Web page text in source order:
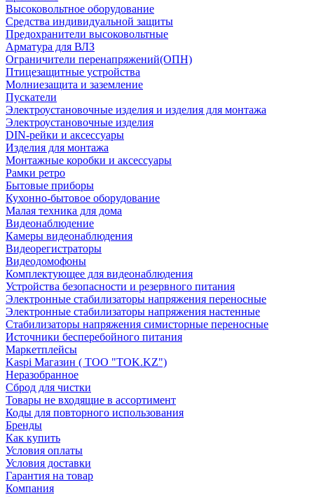
Высоковольтное оборудование
Средства индивидуальной защиты
Предохранители высоковольтные
Арматура для ВЛЗ
Ограничители перенапряжений(ОПН)
Птицезащитные устройства
Молниезащита и заземление
Пускатели
Электроустановочные изделия и изделия для монтажа
Электроустановочные изделия
DIN-рейки и аксессуары
Изделия для монтажа
Монтажные коробки и аксессуары
Рамки ретро
Бытовые приборы
Кухонно-бытовое оборудование
Малая техника для дома
Видеонаблюдение
Камеры видеонаблюдения
Видеорегистраторы
Видеодомофоны
Комплектующее для видеонаблюдения
Устройства безопасности и резервного питания
Электронные стабилизаторы напряжения переносные
Электронные стабилизаторы напряжения настенные
Стабилизаторы напряжения симисторные переносные
Источники бесперебойного питания
Маркетплейсы
Kaspi Магазин ( ТОО "TOK.KZ")
Неразобранное
Сброд для чистки
Товары не входящие в ассортимент
Коды для повторного использования
Бренды
Как купить
Условия оплаты
Условия доставки
Гарантия на товар
Компания